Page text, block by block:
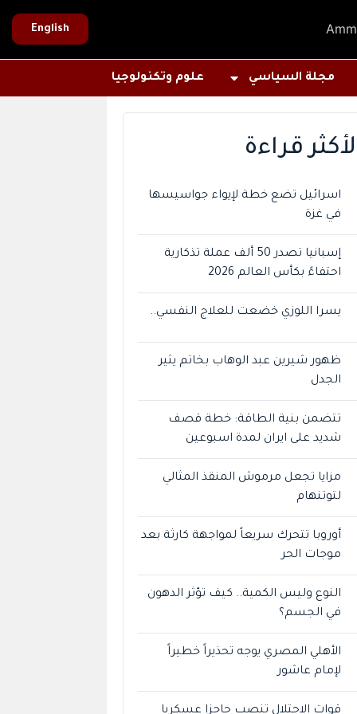
English
مجلة السياسي علوم وتكنولوجيا
قراءة
اسرائيل تضع خطة لإيواء جواسيسها
في غزة
إسبانيا تصدر 50 ألف عملة تذكارية
احتفاءً بكأس العالم 2026
يسرا اللوزي خضعت للعلاج النفسي..
ظهور شيرين عبد الوهاب بخاتم يثير
الجدل
تتضمن بنية الطاقة: خطة قصف
شديد على ايران لمدة اسبوعين
مزايا تجعل مرموش المنقذ المثالي
لتوتنهام
أوروبا تتحرك سريعاً لمواجهة كارثة بعد
موجات الحر
النوع وليس الكمية.. كيف تؤثر الدهون
في الجسم؟
الأهلي المصري يوجه تحذيراً خطيراً
لإمام عاشور
قوات الاحتلال تنصب حاجزا عسكريا